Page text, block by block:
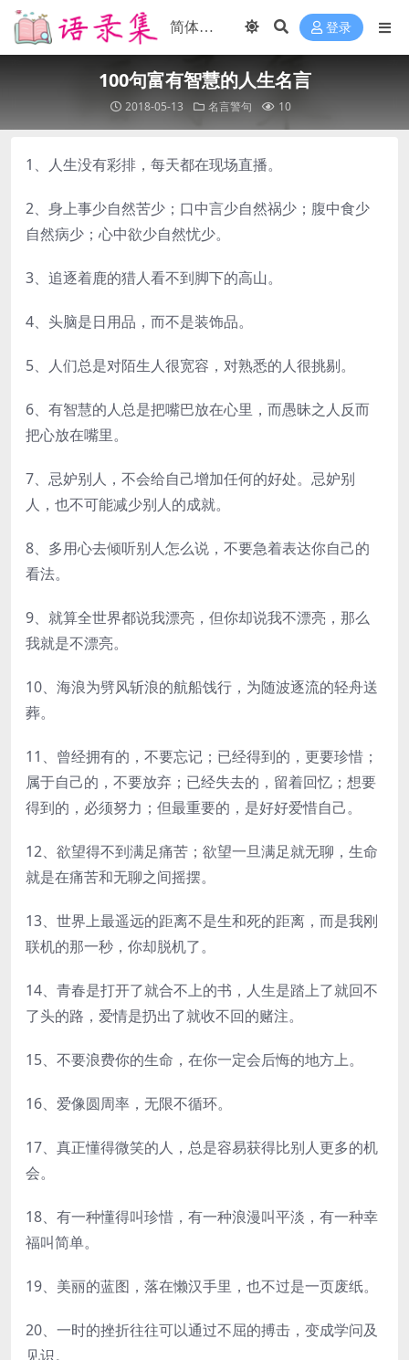
登录
100句富有智慧的人生名言
2018-05-13 名言警句 10
1、人生没有彩排，每天都在现场直播。
2、身上事少自然苦少；口中言少自然祸少；腹中食少
自然病少；心中欲少自然忧少。
3、追逐着鹿的猎人看不到脚下的高山。
4、头脑是日用品，而不是装饰品。
5、人们总是对陌生人很宽容，对熟悉的人很挑剔。
6、有智慧的人总是把嘴巴放在心里，而愚昧之人反而
把心放在嘴里。
7、忌妒别人，不会给自己增加任何的好处。忌妒别
人，也不可能减少别人的成就。
8、多用心去倾听别人怎么说，不要急着表达你自己的
看法。
9、就算全世界都说我漂亮，但你却说我不漂亮，那么
我就是不漂亮。
10、海浪为劈风斩浪的航船饯行，为随波逐流的轻舟送
葬。
11、曾经拥有的，不要忘记；已经得到的，更要珍惜；
属于自己的，不要放弃；已经失去的，留着回忆；想要
得到的，必须努力；但最重要的，是好好爱惜自己。
12、欲望得不到满足痛苦；欲望一旦满足就无聊，生命
就是在痛苦和无聊之间摇摆。
13、世界上最遥远的距离不是生和死的距离，而是我刚
联机的那一秒，你却脱机了。
14、青春是打开了就合不上的书，人生是踏上了就回不
了头的路，爱情是扔出了就收不回的赌注。
15、不要浪费你的生命，在你一定会后悔的地方上。
16、爱像圆周率，无限不循环。
17、真正懂得微笑的人，总是容易获得比别人更多的机
会。
18、有一种懂得叫珍惜，有一种浪漫叫平淡，有一种幸
福叫简单。
19、美丽的蓝图，落在懒汉手里，也不过是一页废纸。
20、一时的挫折往往可以通过不屈的搏击，变成学问及
见识。